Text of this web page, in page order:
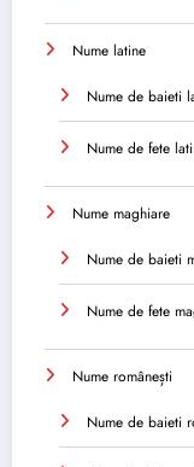
Nume latine
Nume de baieti
Nume de fete
Nume maghiare
Nume de baieti
Nume de fete
Nume românești
Nume de baieti